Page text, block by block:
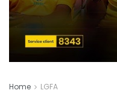
Home LGFA